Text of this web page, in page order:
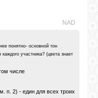
NAD
понятно- основной тон
участника? (цвета знает
числе
п. 2) - един для всех троих